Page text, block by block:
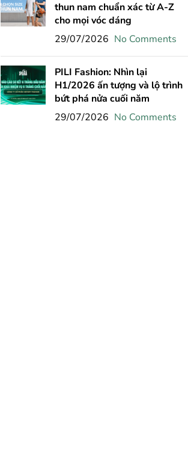
thun nam chuẩn xác từ A-Z
cho mọi vóc dáng
29/07/2026 No Comments
PILI Fashion: Nhìn lại
H1/2026 ấn tượng và lộ trình
bứt phá nửa cuối năm
29/07/2026 No Comments